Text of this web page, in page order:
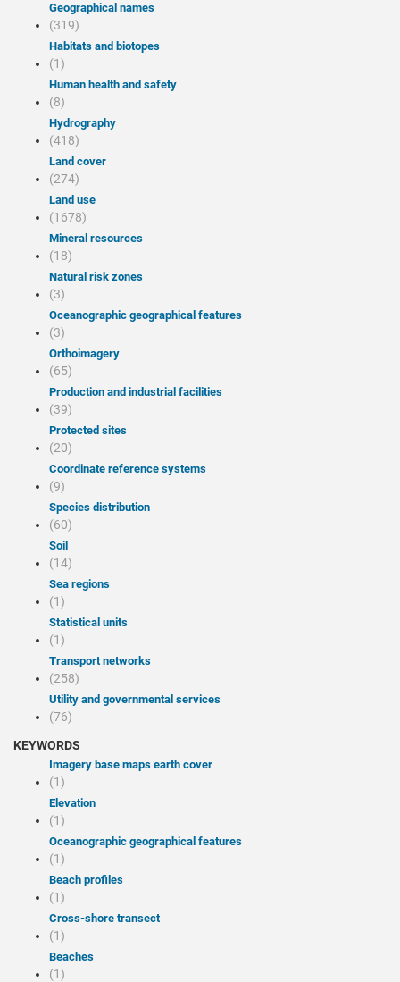
Geographical names
(319)
Habitats and biotopes
(1)
Human health and safety
(8)
Hydrography
(418)
Land cover
(274)
Land use
(1678)
Mineral resources
(18)
Natural risk zones
(3)
Oceanographic geographical features
(3)
Orthoimagery
(65)
Production and industrial facilities
(39)
Protected sites
(20)
Coordinate reference systems
(9)
Species distribution
(60)
Soil
(14)
Sea regions
(1)
Statistical units
(1)
Transport networks
(258)
Utility and governmental services
(76)
KEYWORDS
Imagery base maps earth cover
(1)
Elevation
(1)
Oceanographic geographical features
(1)
Beach profiles
(1)
Cross-shore transect
(1)
Beaches
(1)